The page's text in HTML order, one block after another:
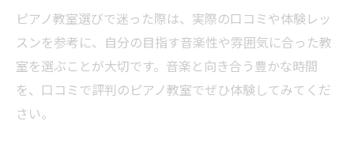
ピアノ教室選びで迷った際は、実際の口コミや体験レッ
スンを参考に、自分の目指す音楽性や雰囲気に合った教
室を選ぶことが大切です。音楽と向き合う豊かな時間
を、口コミで評判のピアノ教室でぜひ体験してみてくだ
さい。